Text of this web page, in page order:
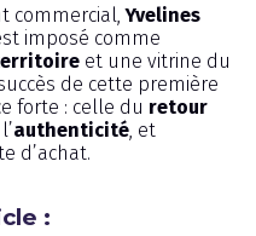
commercial,Yvelines
imposé comme
et une vitrine du
de cette première
forte : celle du retour
authenticité , et
d’achat.
: